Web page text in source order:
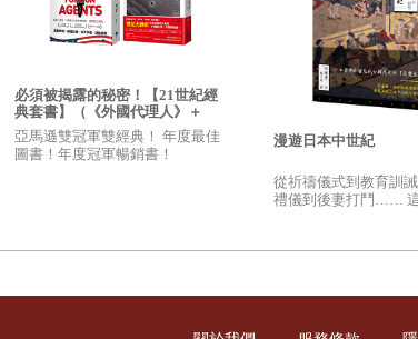
必須被揭露的秘密！【21世紀經
典套書】（《外國代理人》＋
《迫在眉睫》）
亞馬遜雙冠軍雙經典！ 年度最佳
圖書！年度冠軍暢銷書！
漫遊日本中世紀
從祈禱儀式到教育訓
禮儀到後妻打鬥……